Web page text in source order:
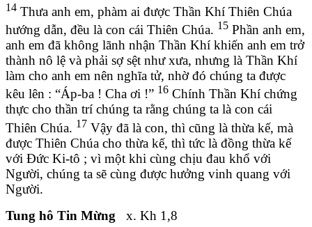
14 Thưa anh em, phàm ai được Thần Khí Thiên Chúa
hướng dẫn, đều là con cái Thiên Chúa. 15 Phần anh em,
anh em đã không lãnh nhận Thần Khí khiến anh em trở
thành nô lệ và phải sợ sệt như xưa, nhưng là Thần Khí
làm cho anh em nên nghĩa tử, nhờ đó chúng ta được
kêu lên : “Áp-ba ! Cha ơi !” 16 Chính Thần Khí chứng
thực cho thần trí chúng ta rằng chúng ta là con cái
Thiên Chúa. 17 Vậy đã là con, thì cũng là thừa kế, mà
được Thiên Chúa cho thừa kế, thì tức là đồng thừa kế
với Đức Ki-tô ; vì một khi cùng chịu đau khổ với
Người, chúng ta sẽ cùng được hưởng vinh quang với
Người.
Tung hô Tin Mừng x. Kh 1,8